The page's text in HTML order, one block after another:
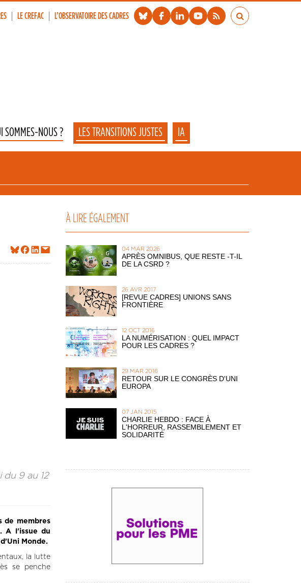
LE CREFAC L’OBSERVATOIRE DES CADRES
SOMMES-NOUS ? LES TRANSITIONS JUSTES IA
9 au 12
de membres
A l'issue du
Monde.
la lutte
se penche
À LIRE ÉGALEMENT
04 MAR 2026
APRÈS OMNIBUS, QUE RESTE -T-IL
DE LA CSRD ?
26 AVR 2017
[REVUE CADRES] UNIONS SANS
FRONTIÈRE
12 OCT 2016
LA NUMÉRISATION : QUEL IMPACT
POUR LES CADRES ?
29 MAR 2016
RETOUR SUR LE CONGRÈS D'UNI
EUROPA
07 JAN 2015
CHARLIE HEBDO : FACE À
L'HORREUR, RASSEMBLEMENT ET
SOLIDARITÉ